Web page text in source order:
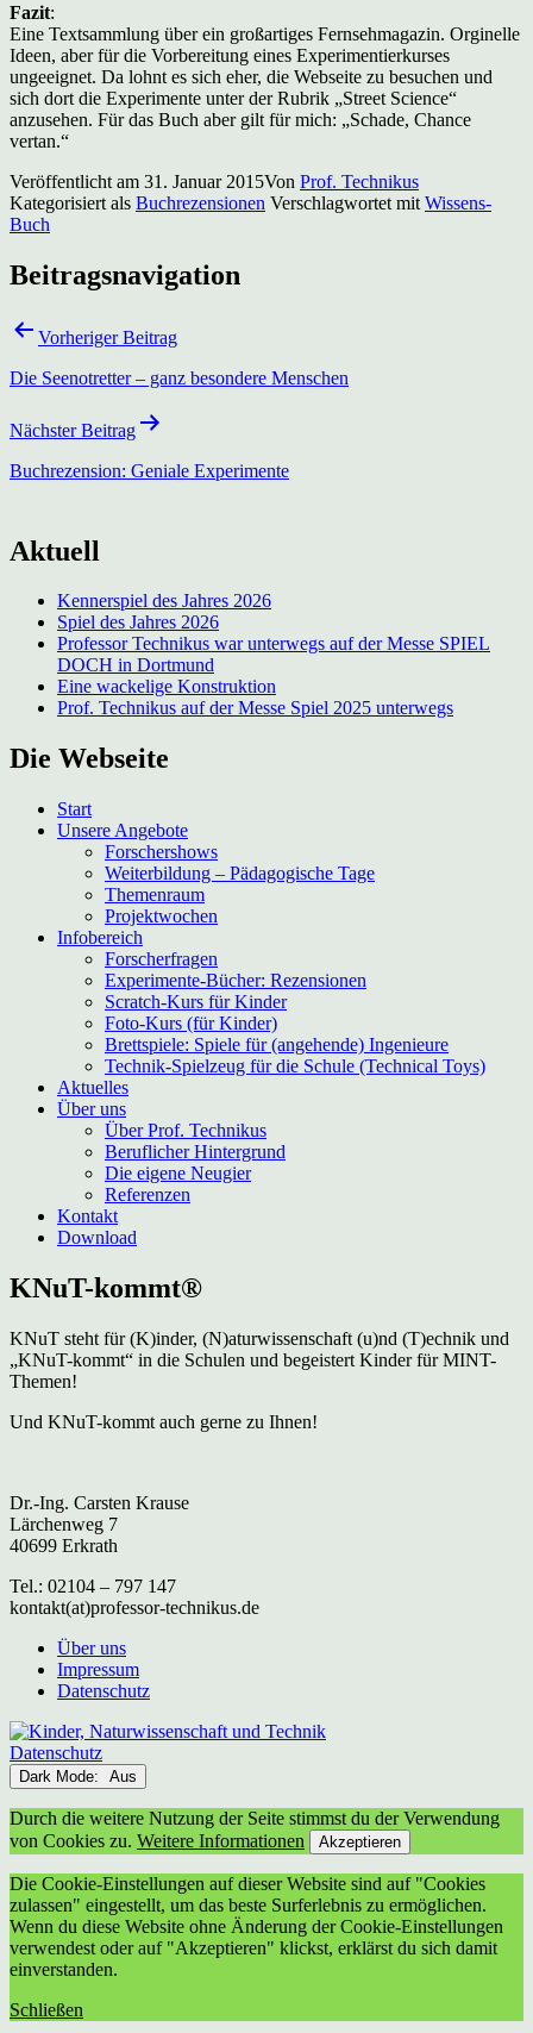
Fazit:
Eine Textsammlung über ein großartiges Fernsehmagazin. Orginelle
Ideen, aber für die Vorbereitung eines Experimentierkurses
ungeeignet. Da lohnt es sich eher, die Webseite zu besuchen und
sich dort die Experimente unter der Rubrik „Street Science“
anzusehen. Für das Buch aber gilt für mich: „Schade, Chance
vertan.“
Veröffentlicht am 31. Januar 2015Von Prof. Technikus
Kategorisiert als Buchrezensionen Verschlagwortet mit Wissens-
Buch
Beitragsnavigation
Vorheriger Beitrag
Die Seenotretter – ganz besondere Menschen
Nächster Beitrag
Buchrezension: Geniale Experimente
Aktuell
Kennerspiel des Jahres 2026
Spiel des Jahres 2026
Professor Technikus war unterwegs auf der Messe SPIEL
DOCH in Dortmund
Eine wackelige Konstruktion
Prof. Technikus auf der Messe Spiel 2025 unterwegs
Die Webseite
Start
Unsere Angebote
Forschershows
Weiterbildung – Pädagogische Tage
Themenraum
Projektwochen
Infobereich
Forscherfragen
Experimente-Bücher: Rezensionen
Scratch-Kurs für Kinder
Foto-Kurs (für Kinder)
Brettspiele: Spiele für (angehende) Ingenieure
Technik-Spielzeug für die Schule (Technical Toys)
Aktuelles
Über uns
Über Prof. Technikus
Beruflicher Hintergrund
Die eigene Neugier
Referenzen
Kontakt
Download
KNuT-kommt®
KNuT steht für (K)inder, (N)aturwissenschaft (u)nd (T)echnik und
„KNuT-kommt“ in die Schulen und begeistert Kinder für MINT-
Themen!
Und KNuT-kommt auch gerne zu Ihnen!
Dr.-Ing. Carsten Krause
Lärchenweg 7
40699 Erkrath
Tel.: 02104 – 797 147
kontakt(at)professor-technikus.de
Über uns
Impressum
Datenschutz
Datenschutz
Dark Mode:
Durch die weitere Nutzung der Seite stimmst du der Verwendung
von Cookies zu. Weitere Informationen Akzeptieren
Die Cookie-Einstellungen auf dieser Website sind auf "Cookies
zulassen" eingestellt, um das beste Surferlebnis zu ermöglichen.
Wenn du diese Website ohne Änderung der Cookie-Einstellungen
verwendest oder auf "Akzeptieren" klickst, erklärst du sich damit
einverstanden.
Schließen